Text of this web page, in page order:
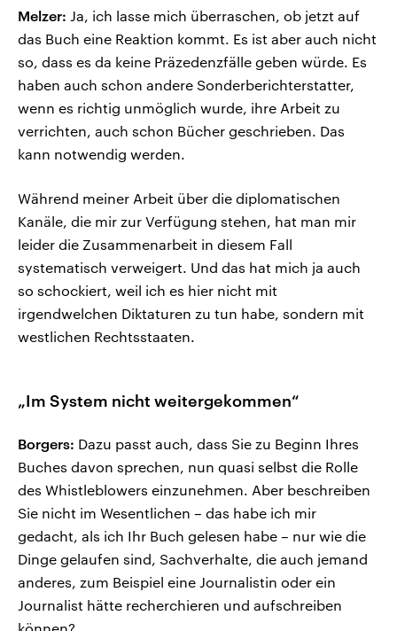
Melzer: Ja, ich lasse mich überraschen, ob jetzt auf
das Buch eine Reaktion kommt. Es ist aber auch nicht
so, dass es da keine Präzedenzfälle geben würde. Es
haben auch schon andere Sonderberichterstatter,
wenn es richtig unmöglich wurde, ihre Arbeit zu
verrichten, auch schon Bücher geschrieben. Das
kann notwendig werden.
Während meiner Arbeit über die diplomatischen
Kanäle, die mir zur Verfügung stehen, hat man mir
leider die Zusammenarbeit in diesem Fall
systematisch verweigert. Und das hat mich ja auch
so schockiert, weil ich es hier nicht mit
irgendwelchen Diktaturen zu tun habe, sondern mit
westlichen Rechtsstaaten.
„Im System nicht weitergekommen“
Borgers: Dazu passt auch, dass Sie zu Beginn Ihres
Buches davon sprechen, nun quasi selbst die Rolle
des Whistleblowers einzunehmen. Aber beschreiben
Sie nicht im Wesentlichen – das habe ich mir
gedacht, als ich Ihr Buch gelesen habe – nur wie die
Dinge gelaufen sind, Sachverhalte, die auch jemand
anderes, zum Beispiel eine Journalistin oder ein
Journalist hätte recherchieren und aufschreiben